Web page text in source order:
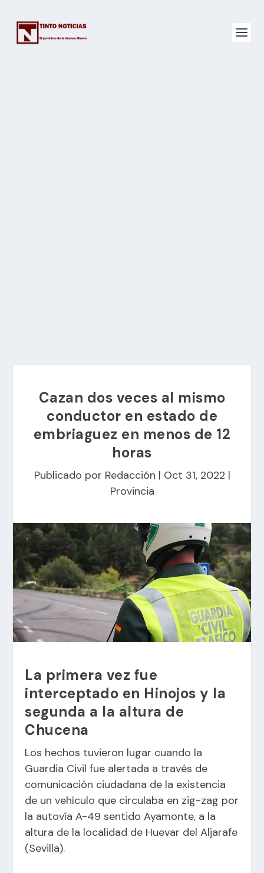
Cazan dos veces al mismo
conductor en estado de
embriaguez en menos de 12
horas
Publicado por Redacción | Oct 31, 2022 |
Provincia
La primera vez fue
interceptado en Hinojos y la
segunda a la altura de
Chucena
Los hechos tuvieron lugar cuando la
Guardia Civil fue alertada a través de
comunicación ciudadana de la existencia
de un vehículo que circulaba en zig-zag por
la autovía A-49 sentido Ayamonte, a la
altura de la localidad de Huevar del Aljarafe
(Sevilla).